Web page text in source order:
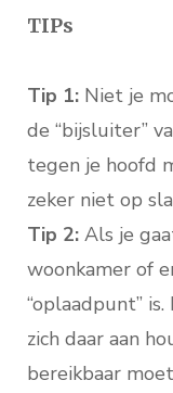
TIPs
Tip 1: Niet je
de “bijsluiter”
tegen je hoofd
zeker niet op
Tip 2: Als je
woonkamer of
“oplaadpunt”
zich daar aan
bereikbaar